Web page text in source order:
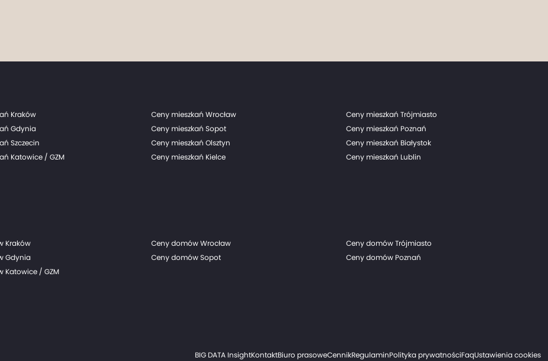
Kraków Ceny mieszkań Wrocław
Ceny mieszkań Trójmiasto
Gdynia Ceny mieszkań Sopot
Ceny mieszkań Poznań
Szczecin Ceny mieszkań Olsztyn
Ceny mieszkań Białystok
Katowice / GZM Ceny mieszkań Kielce
Ceny mieszkań Lublin
Kraków Ceny domów Wrocław
Ceny domów Trójmiasto
Gdynia Ceny domów Sopot
Ceny domów Poznań
Katowice / GZM
BIG DATA InsightKontaktBiuro prasoweCennikRegulaminPolityka prywatnościFaqUstawienia cookies